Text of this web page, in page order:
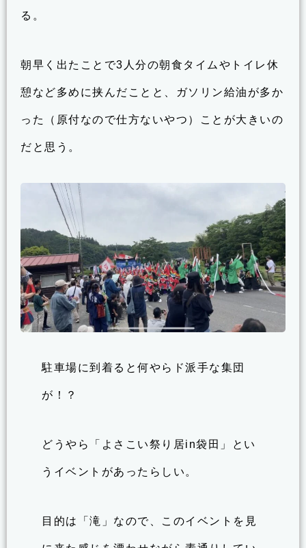
る。
朝早く出たことで3人分の朝食タイムやトイレ休
憩など多めに挟んだことと、ガソリン給油が多か
った（原付なので仕方ないやつ）ことが大きいの
だと思う。
駐車場に到着ると何やらド派手な集団
が！？
どうやら「よさこい祭り居in袋田」とい
うイベントがあったらしい。
目的は「滝」なので、このイベントを見